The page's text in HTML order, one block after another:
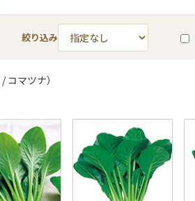
絞り込み
コマツナ）